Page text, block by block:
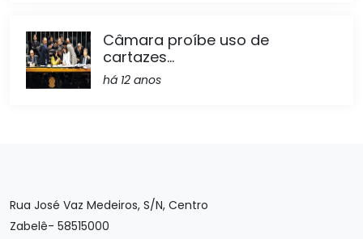
Câmara proíbe uso de
cartazes...
há 12 anos
Rua José Vaz Medeiros, S/N, Centro
Zabelê- 58515000